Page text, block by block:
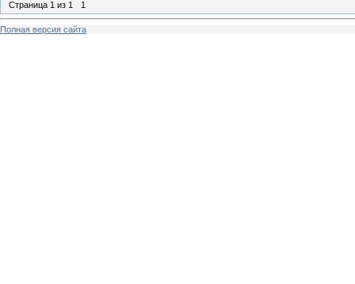
Страница 1 из 1 1
Полная версия сайта